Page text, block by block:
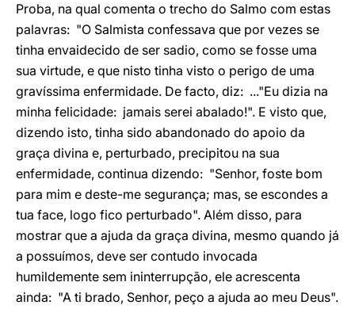
Proba, na qual comenta o trecho do Salmo com estas
palavras: "O Salmista confessava que por vezes se
tinha envaidecido de ser sadio, como se fosse uma
sua virtude, e que nisto tinha visto o perigo de uma
gravíssima enfermidade. De facto, diz: ..."Eu dizia na
minha felicidade: jamais serei abalado!". E visto que,
dizendo isto, tinha sido abandonado do apoio da
graça divina e, perturbado, precipitou na sua
enfermidade, continua dizendo: "Senhor, foste bom
para mim e deste-me segurança; mas, se escondes a
tua face, logo fico perturbado". Além disso, para
mostrar que a ajuda da graça divina, mesmo quando já
a possuímos, deve ser contudo invocada
humildemente sem ininterrupção, ele acrescenta
ainda: "A ti brado, Senhor, peço a ajuda ao meu Deus".